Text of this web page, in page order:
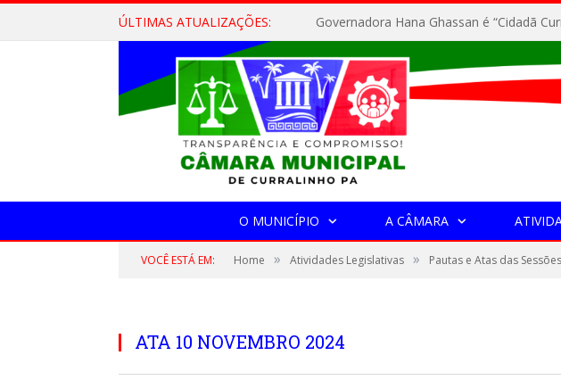
ÚLTIMAS ATUALIZAÇÕES: Governadora Hana Ghassan é “Cidadã
O MUNICÍPIO A CÂMARA
VOCÊ ESTÁ EM: Home » Atividades Legislativas » Pautas e Atas das Sessões
ATA 10 NOVEMBRO 2024